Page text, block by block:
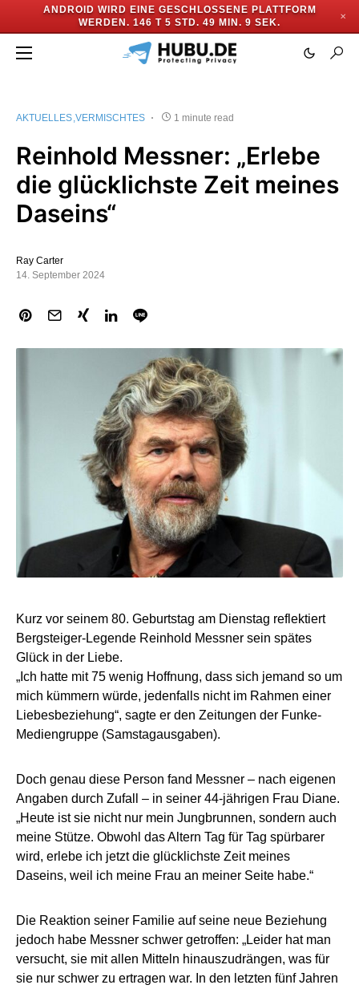
ANDROID WIRD EINE GESCHLOSSENE PLATTFORM
WERDEN. 146 T 5 STD. 49 MIN. 8 SEK.
✕
AKTUELLES VERMISCHTES 1 minute read
Reinhold Messner: „Erlebe
die glücklichste Zeit meines
Daseins“
Ray Carter
14. September 2024
Kurz vor seinem 80. Geburtstag am Dienstag reflektiert
Bergsteiger-Legende Reinhold Messner sein spätes
Glück in der Liebe.
„Ich hatte mit 75 wenig Hoffnung, dass sich jemand so um
mich kümmern würde, jedenfalls nicht im Rahmen einer
Liebesbeziehung“, sagte er den Zeitungen der Funke-
Mediengruppe (Samstagausgaben).
Doch genau diese Person fand Messner – nach eigenen
Angaben durch Zufall – in seiner 44-jährigen Frau Diane.
„Heute ist sie nicht nur mein Jungbrunnen, sondern auch
meine Stütze. Obwohl das Altern Tag für Tag spürbarer
wird, erlebe ich jetzt die glücklichste Zeit meines
Daseins, weil ich meine Frau an meiner Seite habe.“
Die Reaktion seiner Familie auf seine neue Beziehung
jedoch habe Messner schwer getroffen: „Leider hat man
versucht, sie mit allen Mitteln hinauszudrängen, was für
sie nur schwer zu ertragen war. In den letzten fünf Jahren